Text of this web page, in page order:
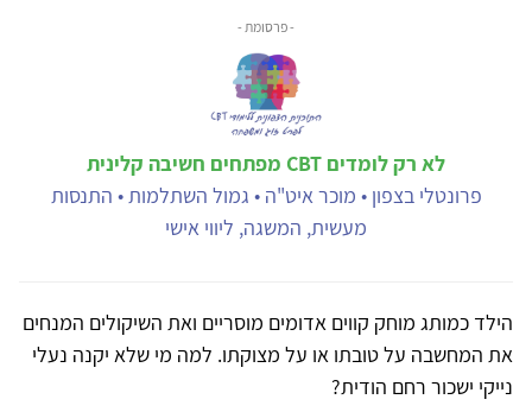
- פרסומת -
לא רק לומדים CBT מפתחים חשיבה קלינית
פרונטלי בצפון • מוכר איט"ה • גמול השתלמות • התנסות
מעשית, המשגה, ליווי אישי
הילד כמותג מוחק קווים אדומים מוסריים ואת השיקולים המנחים
את המחשבה על טובתו או על מצוקתו. למה מי שלא יקנה נעלי
נייקי ישכור רחם הודית?